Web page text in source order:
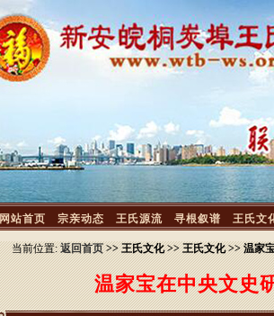
网站首页 宗亲动态 王氏源流 寻根叙谱 王氏文
当前位置: 返回首页>> 王氏文化 >> 王氏文化 >> 温家
温家宝在中央文史